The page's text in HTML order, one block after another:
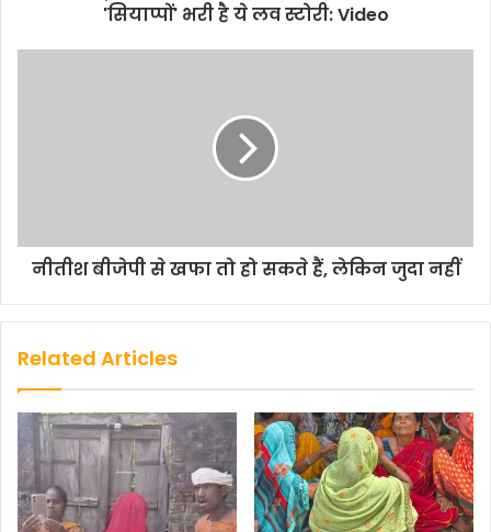
'सियाप्‍पों' भरी है ये लव स्‍टोरी: Video
नीतीश बीजेपी से खफा तो हो सकते हैं, लेकिन जुदा नहीं
Related Articles